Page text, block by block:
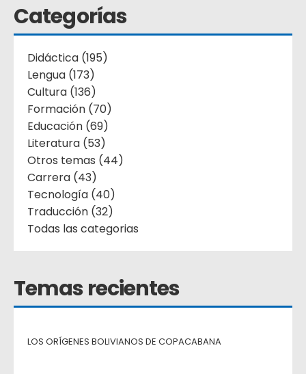
Categorías
Didáctica (195)
Lengua (173)
Cultura (136)
Formación (70)
Educación (69)
Literatura (53)
Otros temas (44)
Carrera (43)
Tecnología (40)
Traducción (32)
Todas las categorias
Temas recientes
LOS ORÍGENES BOLIVIANOS DE COPACABANA